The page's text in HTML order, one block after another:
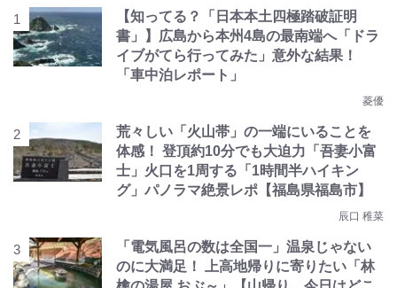
【知ってる？「日本本土四極踏破証明
書」】広島から本州4島の最南端へ「ドラ
イブがてら行ってみた」意外な結果！
「車中泊レポート」
菱優
荒々しい「火山帯」の一端にいることを
体感！ 登頂約10分でも大迫力「吾妻小富
士」火口を1周する「1時間半ハイキン
グ」パノラマ絶景レポ【福島県福島市】
辰口 稚菜
「電気風呂の数は全国一」温泉じゃない
のに大満足！ 上高地帰りに寄りたい「林